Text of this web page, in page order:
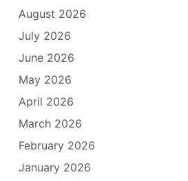
August 2026
July 2026
June 2026
May 2026
April 2026
March 2026
February 2026
January 2026